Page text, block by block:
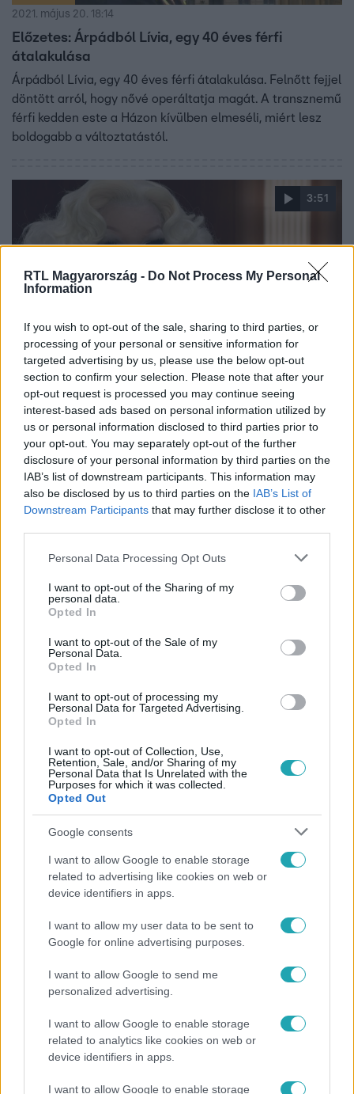
RTL Magyarország - Do Not Process My Personal
Information
If you wish to opt-out of the sale, sharing to third parties, or
processing of your personal or sensitive information for
targeted advertising by us, please use the below opt-out
section to confirm your selection. Please note that after your
opt-out request is processed you may continue seeing
interest-based ads based on personal information utilized by
us or personal information disclosed to third parties prior to
your opt-out. You may separately opt-out of the further
disclosure of your personal information by third parties on the
IAB’s list of downstream participants. This information may
also be disclosed by us to third parties on the IAB’s List of
Downstream Participants that may further disclose it to other
Please note that this website/app uses one or more Google
not limited to your visit or usage behaviour. You may click to
grant or deny consent to Google and its third-party tags to
use your data for below specified purposes in below Google
consent section.
Personal Data Processing Opt Outs
I want to opt-out of the Sharing of my
personal data.
Opted In
I want to opt-out of the Sale of my
Personal Data.
Opted In
I want to opt-out of processing my
Personal Data for Targeted Advertising.
Opted In
I want to opt-out of Collection, Use,
Retention, Sale, and/or Sharing of my
Personal Data that Is Unrelated with the
Purposes for which it was collected.
Opted Out
Google consents
I want to allow Google to enable storage
related to advertising like cookies on web or
device identifiers in apps.
I want to allow my user data to be sent to
Google for online advertising purposes.
I want to allow Google to send me
personalized advertising.
I want to allow Google to enable storage
related to analytics like cookies on web or
device identifiers in apps.
I want to allow Google to enable storage
2021. május 20. 18:14
Előzetes: Árpádból Lívia, egy 40 éves férfi
átalakulása
Árpádból Lívia, egy 40 éves férfi átalakulása. Felnőtt fejjel
döntött arról, hogy nővé operáltatja magát. A transznemű
férfi kedden este a Házon kívülben elmeséli, miért lesz
boldogabb a változtatástól.
3:51
Fókusz
2020. február 5. 18:05
Amanda Lepore maga sem tudja pontosan
mennyit költött operációkra
Budapesten járt a világ egyik legismertebb
transzszexuális előadóművésze. A stílusikont mozgó
szobornak, vagy a legdrágább testnek is hívják, mivel az
évek során olyan sok műtétet végeztek rajta, hogy még ő
maga sem tudja pontosan mennyit költött az operációkra.
Az 52 éves Amanda Lepore először az orrát műtette meg
16 éves korában, hogy nőiesebb kinézete legyen. Aztán
2019. április 9. 17:25
Szépülni akart, rémisztő eredménye lett az
elrontott műtétnek
László Erika csaknem tíz éve takargatja a nyomokat.
volna a szemhéján eltüntetni. Ezért feküdt kés alá. Az
operációnak rémisztő eredménye lett. Vérömleny,
elszakadt fonál, torzulások. A bal szemét akkor sem tudta
becsukni, de ez még ma is nehezen megy neki. Műhiba
pert indított a plasztikai sebésze ellen, és táblákkal a
viszont nem az orvosa rendelője, hanem a Fővárosi